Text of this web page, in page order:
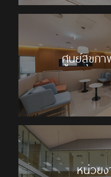
ศูนย์สุขภา
หน่วย